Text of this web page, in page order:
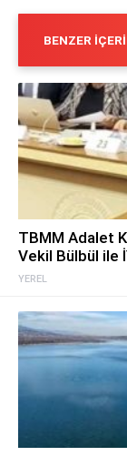
BENZER
YEREL
TBMM Adalet
Vekil Bülbül ile